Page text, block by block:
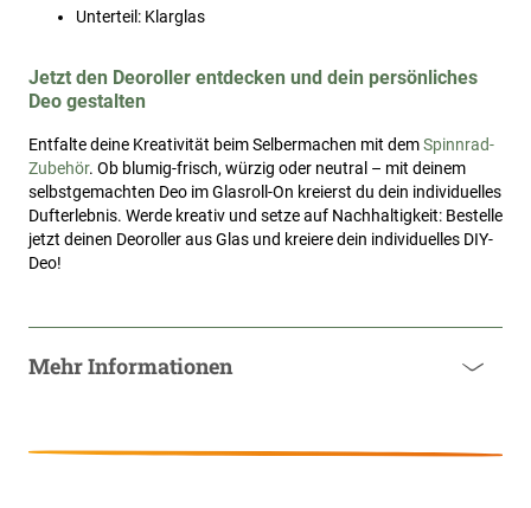
Unterteil: Klarglas
Jetzt den Deoroller entdecken und dein persönliches
Deo gestalten
Entfalte deine Kreativität beim Selbermachen mit demSpinnrad-
Zubehör. Ob blumig-frisch, würzig oder neutral – mit deinem
selbstgemachten Deo im Glasroll-On kreierst du dein individuelles
Dufterlebnis. Werde kreativ und setze auf Nachhaltigkeit: Bestelle
jetzt deinen Deoroller aus Glas und kreiere dein individuelles DIY-
Deo!
Mehr Informationen